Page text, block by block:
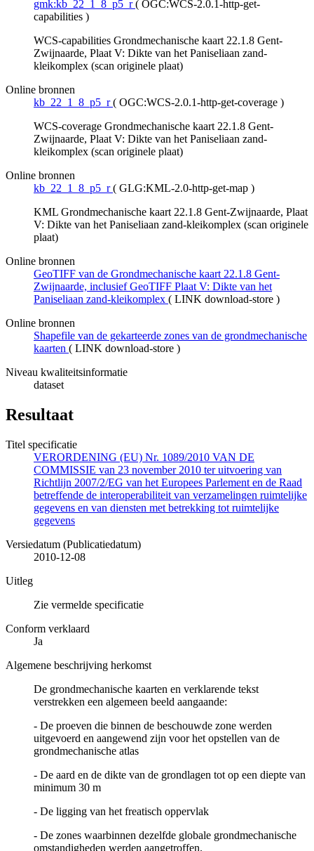
gmk:kb_22_1_8_p5_r ( OGC:WCS-2.0.1-http-get-
capabilities )
WCS-capabilities Grondmechanische kaart 22.1.8 Gent-
Zwijnaarde, Plaat V: Dikte van het Paniseliaan zand-
kleikomplex (scan originele plaat)
Online bronnen
kb_22_1_8_p5_r ( OGC:WCS-2.0.1-http-get-coverage )
WCS-coverage Grondmechanische kaart 22.1.8 Gent-
Zwijnaarde, Plaat V: Dikte van het Paniseliaan zand-
kleikomplex (scan originele plaat)
Online bronnen
kb_22_1_8_p5_r ( GLG:KML-2.0-http-get-map )
KML Grondmechanische kaart 22.1.8 Gent-Zwijnaarde, Plaat
V: Dikte van het Paniseliaan zand-kleikomplex (scan originele
plaat)
Online bronnen
GeoTIFF van de Grondmechanische kaart 22.1.8 Gent-
Zwijnaarde, inclusief GeoTIFF Plaat V: Dikte van het
Paniseliaan zand-kleikomplex ( LINK download-store )
Online bronnen
Shapefile van de gekarteerde zones van de grondmechanische
kaarten ( LINK download-store )
Niveau kwaliteitsinformatie
dataset
Resultaat
Titel specificatie
VERORDENING (EU) Nr. 1089/2010 VAN DE
COMMISSIE van 23 november 2010 ter uitvoering van
Richtlijn 2007/2/EG van het Europees Parlement en de Raad
betreffende de interoperabiliteit van verzamelingen ruimtelijke
gegevens en van diensten met betrekking tot ruimtelijke
gegevens
Versiedatum (Publicatiedatum)
2010-12-08
Uitleg
Zie vermelde specificatie
Conform verklaard
Ja
Algemene beschrijving herkomst
De grondmechanische kaarten en verklarende tekst
verstrekken een algemeen beeld aangaande:
- De proeven die binnen de beschouwde zone werden
uitgevoerd en aangewend zijn voor het opstellen van de
grondmechanische atlas
- De aard en de dikte van de grondlagen tot op een diepte van
minimum 30 m
- De ligging van het freatisch oppervlak
- De zones waarbinnen dezelfde globale grondmechanische
omstandigheden werden aangetroffen.